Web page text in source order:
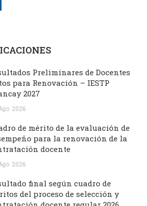
Preliminares de Docentes
para Renovación – IESTP
2027
2026
de mérito de la evaluación de
para la renovación de la
docente
2026
final según cuadro de
del proceso de selección y